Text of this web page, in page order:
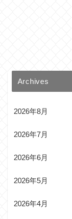
Archives
2026年8月
2026年7月
2026年6月
2026年5月
2026年4月